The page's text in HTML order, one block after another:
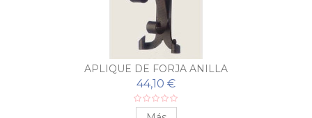
APLIQUE DE FORJA ANILLA
44,10 €